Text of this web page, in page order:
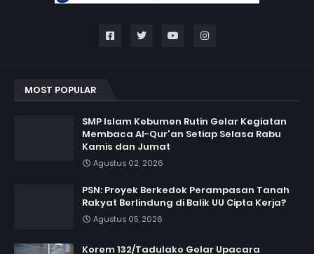
MOST POPULAR
SMP Islam Kebumen Rutin Gelar Kegiatan
Membaca Al-Qur'an Setiap Selasa Rabu
Kamis dan Jumat
Agustus 02, 2026
PSN: Proyek Berkedok Perampasan Tanah
Rakyat Berlindung di Balik UU Cipta Kerja?
Agustus 05, 2026
Korem 132/Tadulako Gelar Upacara